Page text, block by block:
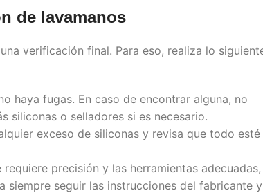
de lavamanos
verificación final. Para eso, realiza lo
haya fugas. En caso de encontrar alguna, no
siliconas o selladores si es necesario.
exceso de siliconas y revisa que todo esté
precisión y las herramientas adecuadas,
siempre seguir las instrucciones del fabricante y